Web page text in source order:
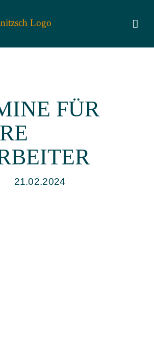
FÜR
21.02.2024